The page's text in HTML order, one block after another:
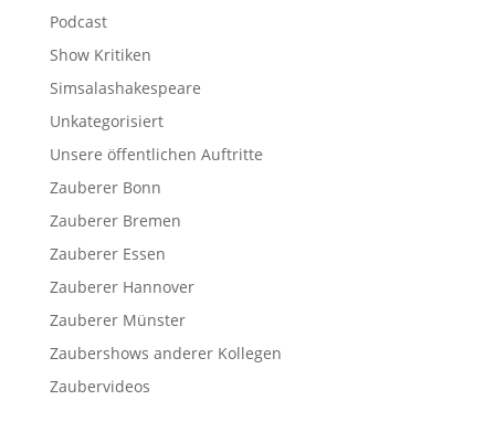
Podcast
Show Kritiken
Simsalashakespeare
Unkategorisiert
Unsere öffentlichen Auftritte
Zauberer Bonn
Zauberer Bremen
Zauberer Essen
Zauberer Hannover
Zauberer Münster
Zaubershows anderer Kollegen
Zaubervideos